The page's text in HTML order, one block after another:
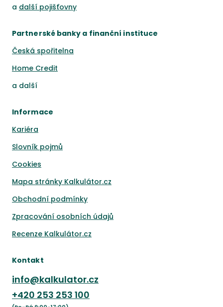
a další pojišťovny
Partnerské banky a finanční instituce
Česká spořitelna
Home Credit
a další
Informace
Kariéra
Slovník pojmů
Cookies
Mapa stránky Kalkulátor.cz
Obchodní podmínky
Zpracování osobních údajů
Recenze Kalkulátor.cz
Kontakt
info@kalkulator.cz
+420 253 253 100